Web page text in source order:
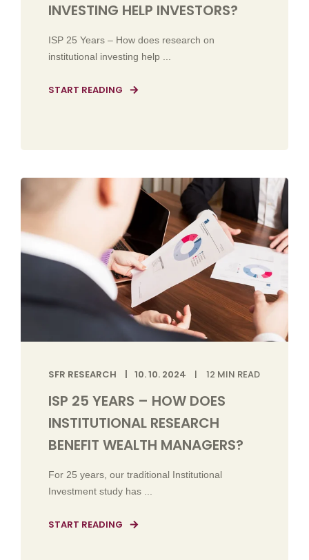
INVESTING HELP INVESTORS?
ISP 25 Years – How does research on
institutional investing help ...
START READING
SFR RESEARCH 10. 10. 2024 12 MIN READ
ISP 25 YEARS – HOW DOES
INSTITUTIONAL RESEARCH
BENEFIT WEALTH MANAGERS?
For 25 years, our traditional Institutional
Investment study has ...
START READING